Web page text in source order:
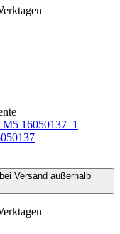
Versand außerhalb